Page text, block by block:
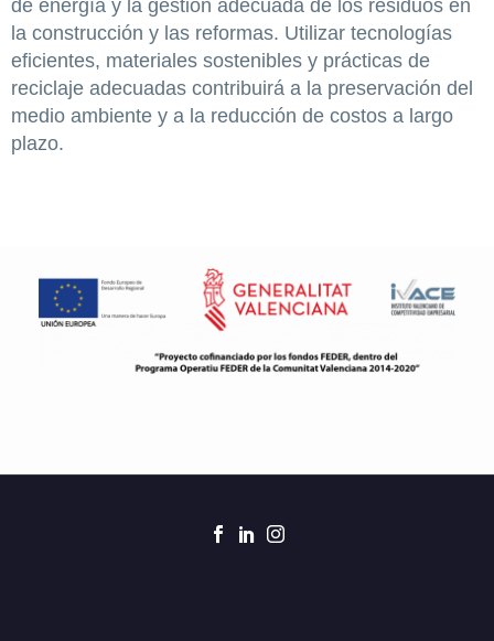
de energía y la gestión adecuada de los residuos en
la construcción y las reformas. Utilizar tecnologías
eficientes, materiales sostenibles y prácticas de
reciclaje adecuadas contribuirá a la preservación del
medio ambiente y a la reducción de costos a largo
plazo.